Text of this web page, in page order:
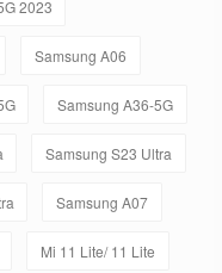
2023
Samsung A06
Samsung A36-5G
Samsung S23 Ultra
Samsung A07
Mi 11 Lite/ 11 Lite